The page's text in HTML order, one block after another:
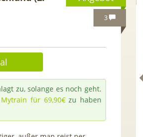
3
zu, solange es noch geht.
für 69,90€zu haben